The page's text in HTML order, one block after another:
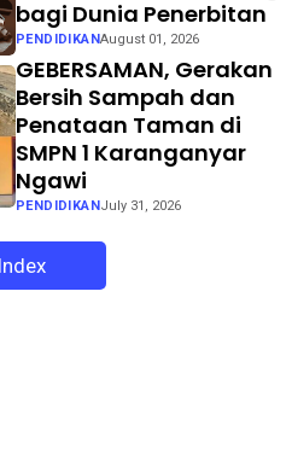
bagi Dunia Penerbitan
PENDIDIKANAugust 01, 2026
GEBERSAMAN, Gerakan
Bersih Sampah dan
Penataan Taman di
SMPN 1 Karanganyar
Ngawi
PENDIDIKANJuly 31, 2026
Index